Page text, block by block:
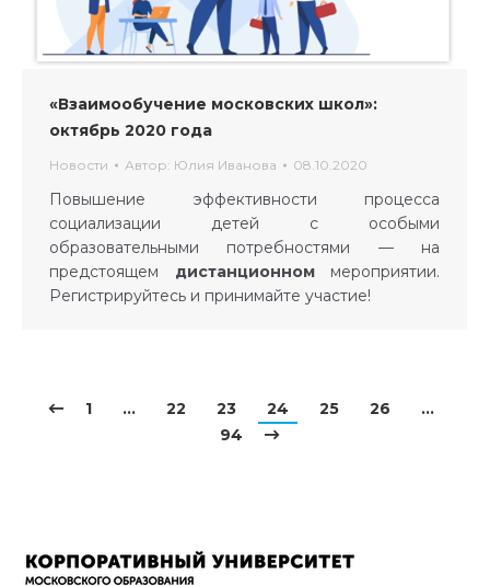
«Взаимообучение московских школ»:
октябрь 2020 года
Новости Автор: Юлия Иванова 08.10.2020
Повышение эффективности процесса
социализации детей с особыми
образовательными потребностями — на
предстоящем дистанционном мероприятии.
Регистрируйтесь и принимайте участие!
1 … 22 23 24 25 26
…
94